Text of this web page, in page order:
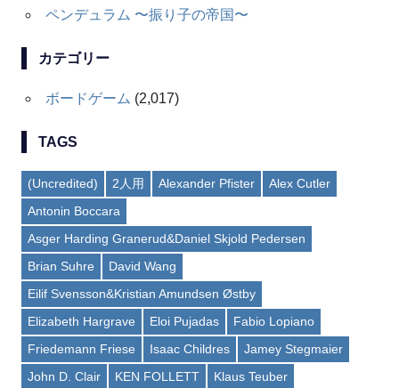
ペンデュラム 〜振り子の帝国〜
カテゴリー
ボードゲーム (2,017)
TAGS
(Uncredited) 2人用 Alexander Pfister
Alex Cutler
Antonin Boccara
Asger Harding Granerud&Daniel Skjold Pedersen
Brian Suhre
David Wang
Eilif Svensson&Kristian Amundsen Østby
Elizabeth Hargrave
Eloi Pujadas
Fabio Lopiano
Friedemann Friese
Isaac Childres
Jamey Stegmaier
John D. Clair
KEN FOLLETT
Klaus Teuber